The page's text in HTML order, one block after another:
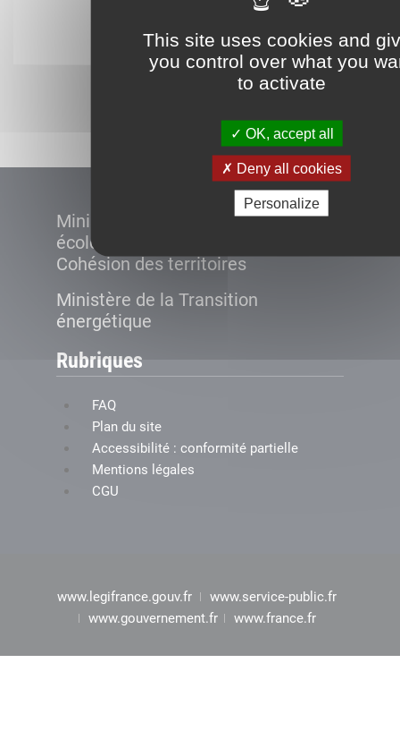
This site uses cookies and
you control over what you
to activate
OK, accept all
Deny all cookies
Personalize
Ministère de la Transition
écologique et de la
Cohésion des territoires
Ministère de la Transition
énergétique
Rubriques
FAQ
Plan du site
Accessibilité : conformité partielle
Mentions légales
CGU
www.legifrance.gouv.fr
www.service-public.fr
www.gouvernement.fr
www.france.fr